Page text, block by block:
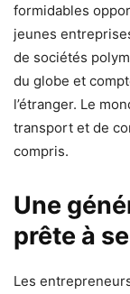
formidables
jeunes
de sociétés
du globe et
l’étranger. Le
transport et de
compris.
Une
prête à
Les